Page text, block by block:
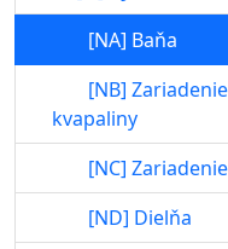
[NA] Baňa
[NB]
kvapaliny
[NC]
[ND] Dielňa